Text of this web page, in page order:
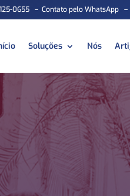
0655 – Contato pelo WhatsApp –
Soluções Nós